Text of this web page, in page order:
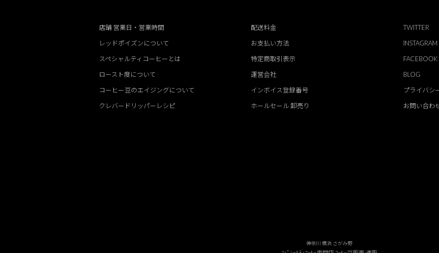
店舗 営業日・営業時間
レッドポイズンについて
スペシャルティコーヒーとは
ロースト度について
コーヒー豆のエイジングについて
クレバードリッパーレシピ
配送料金
お支払い方法
特定商取引表示
運営会社
インボイス登録番号
ホールセール 卸売り
TWITTER
INSTAGRAM
FACEBOOK
BLOG
プライバシ
お問い合わ
神奈川 横浜 さがみ野